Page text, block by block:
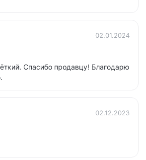
02.01.2024
Спасибо продавцу! Благодарю
02.12.2023